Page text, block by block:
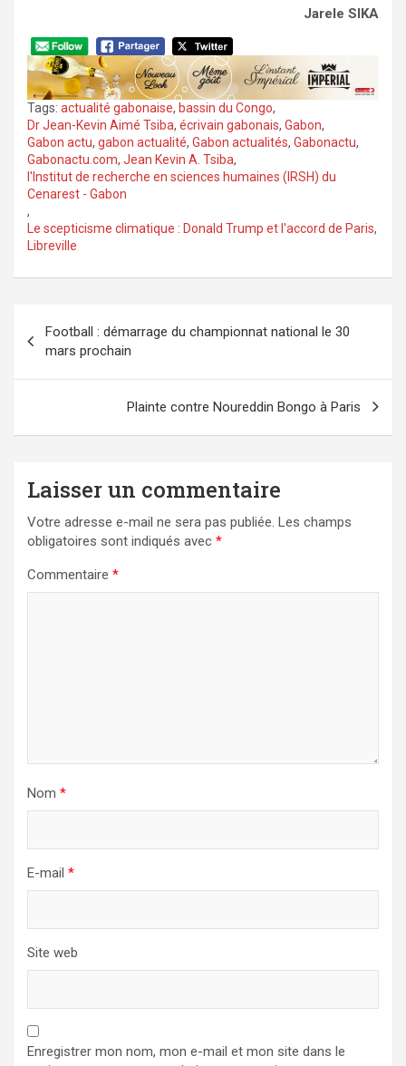
Jarele SIKA
Tags: actualité gabonaise, bassin du Congo,
Dr Jean-Kevin Aimé Tsiba, écrivain gabonais, Gabon,
Gabon actu, gabon actualité, Gabon actualités, Gabonactu,
Gabonactu.com, Jean Kevin A. Tsiba,
l'Institut de recherche en sciences humaines (IRSH) du
Cenarest - Gabon
,
Le scepticisme climatique : Donald Trump et l'accord de Paris,
Libreville
de
l’article
Football : démarrage du championnat national le 30
mars prochain
Plainte contre Noureddin Bongo à Paris
Laisser un commentaire
Votre adresse e-mail ne sera pas publiée. Les champs
obligatoires sont indiqués avec *
Commentaire *
Nom *
E-mail *
Site web
Enregistrer mon nom, mon e-mail et mon site dans le